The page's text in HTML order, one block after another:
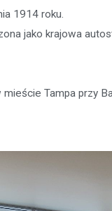
1914 roku.
jako krajowa
Tampa przy